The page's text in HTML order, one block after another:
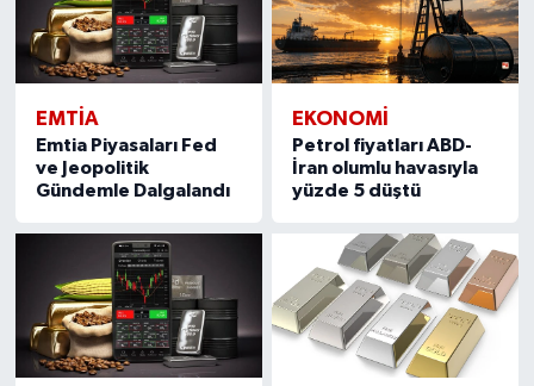
EMTIA
Emtia Piyasaları Fed
ve Jeopolitik
Gündemle Dalgalandı
EKONOMI
Petrol fiyatları ABD-
İran olumlu havasıyla
yüzde 5 düştü